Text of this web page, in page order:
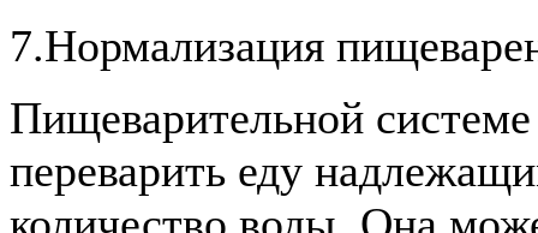
7.Нормализация
Пищеварительной
переварить еду